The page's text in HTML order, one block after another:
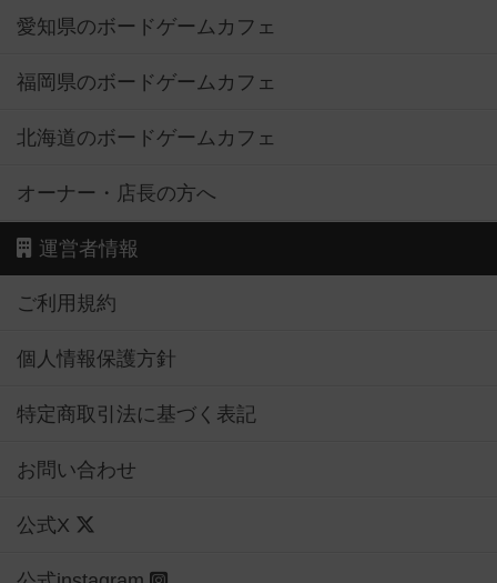
愛知県のボードゲームカフェ
福岡県のボードゲームカフェ
北海道のボードゲームカフェ
オーナー・店長の方へ
運営者情報
ご利用規約
個人情報保護方針
特定商取引法に基づく表記
お問い合わせ
公式X